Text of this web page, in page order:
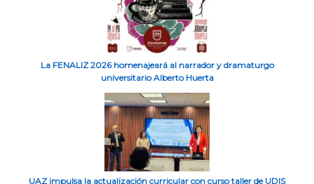
La FENALIZ 2026 homenajeará al narrador y dramaturgo
universitario Alberto Huerta
UAZ impulsa la actualización curricular con curso taller de UDIS